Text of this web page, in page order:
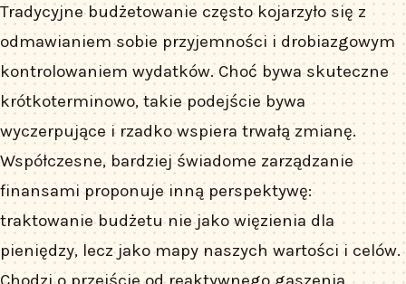
Tradycyjne budżetowanie często kojarzyło się z
odmawianiem sobie przyjemności i drobiazgowym
kontrolowaniem wydatków. Choć bywa skuteczne
krótkoterminowo, takie podejście bywa
wyczerpujące i rzadko wspiera trwałą zmianę.
Współczesne, bardziej świadome zarządzanie
finansami proponuje inną perspektywę:
traktowanie budżetu nie jako więzienia dla
pieniędzy, lecz jako mapy naszych wartości i celów.